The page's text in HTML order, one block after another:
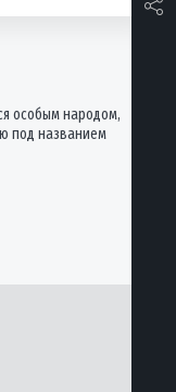
особым народом,
под названием